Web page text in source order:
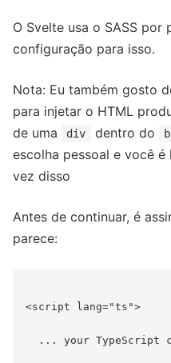
O Svelte usa o SASS
configuração para isso.
Nota: Eu também gosto
para injetar o HTML
de uma
div dentro do
escolha pessoal e você é
vez disso
Antes de continuar, é
parece:
<script lang="ts">
... your TypeScript